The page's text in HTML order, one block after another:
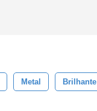
Metal Brilhante